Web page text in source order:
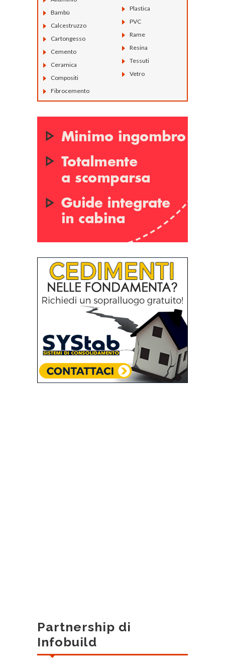
Bambù
Calcestruzzo
Cartongesso
Cemento
Ceramica
Compositi
Fibrocemento
Plastica
PVC
Rame
Resina
Tessuti
Vetro
Partnership di
Infobuild